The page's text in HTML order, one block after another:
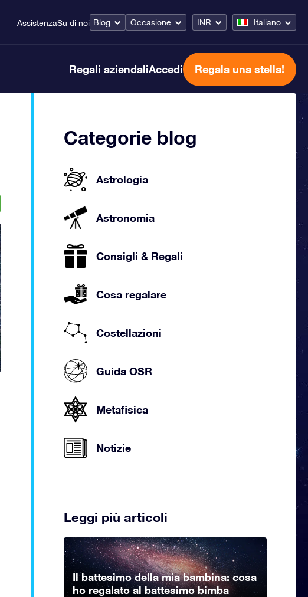
AssistenzaSu di noi Blog Occasione INR Italiano
Regali aziendaliAccedi Regala una stella!
Categorie blog
Astrologia
Astronomia
Consigli & Regali
Cosa regalare
Costellazioni
Guida OSR
Metafisica
Notizie
Leggi più articoli
Il battesimo della mia bambina: cosa
ho regalato al battesimo bimba